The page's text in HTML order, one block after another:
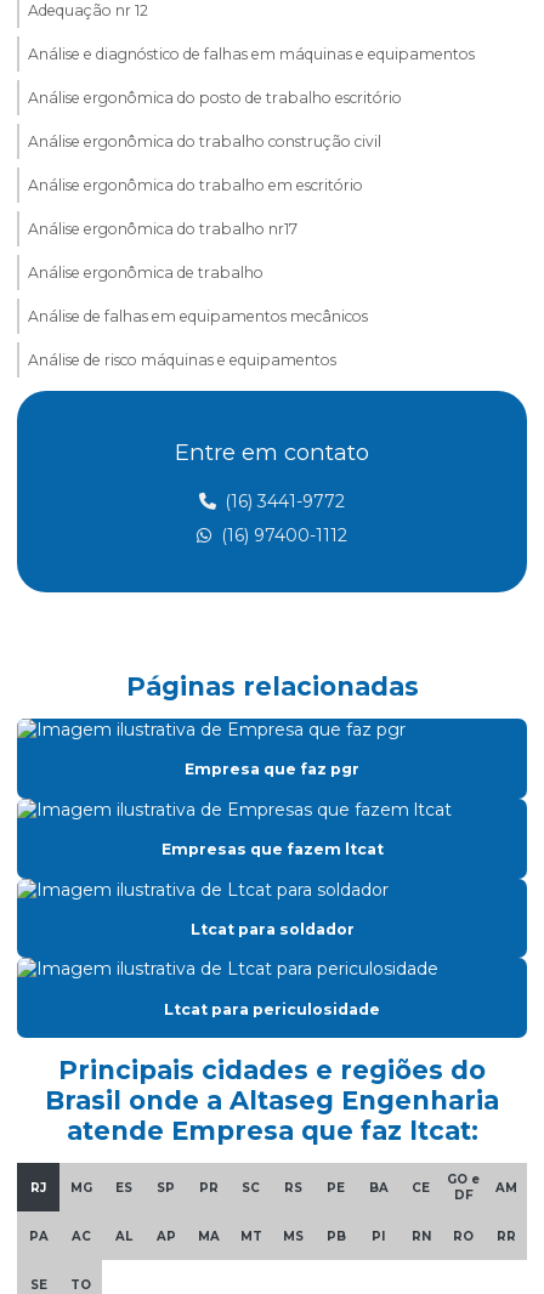
Adequação nr 12
Análise e diagnóstico de falhas em máquinas e equipamentos
Análise ergonômica do posto de trabalho escritório
Análise ergonômica do trabalho construção civil
Análise ergonômica do trabalho em escritório
Análise ergonômica do trabalho nr17
Análise ergonômica de trabalho
Análise de falhas em equipamentos mecânicos
Análise de risco máquinas e equipamentos
Aterramento elétrico nr10
Atividades insalubres nr 15
Cipa consultoria
Classificação de áreas atmosfera explosiva
Classificação de áreas classificadas
Classificação de áreas explosivas
Classificação de áreas de risco
Clcb acompanhamento
Clcb corpo de bombeiros
Consultoria nr10
Curso de nr 33
Elaboração ltcat
Elaboração de pgr
Entre em contato
(16) 3441-9772
(16) 97400-1112
Páginas relacionadas
Empresa que faz pgr
Empresas que fazem ltcat
Ltcat para soldador
Ltcat para periculosidade
Principais cidades e regiões do
Brasil onde a Altaseg Engenharia
atende Empresa que faz ltcat:
RJ MG ES SP PR SC RS PE BA CE
GO e
DF
AM
PA AC AL AP MA MT MS PB PI RN RO RR
SE TO